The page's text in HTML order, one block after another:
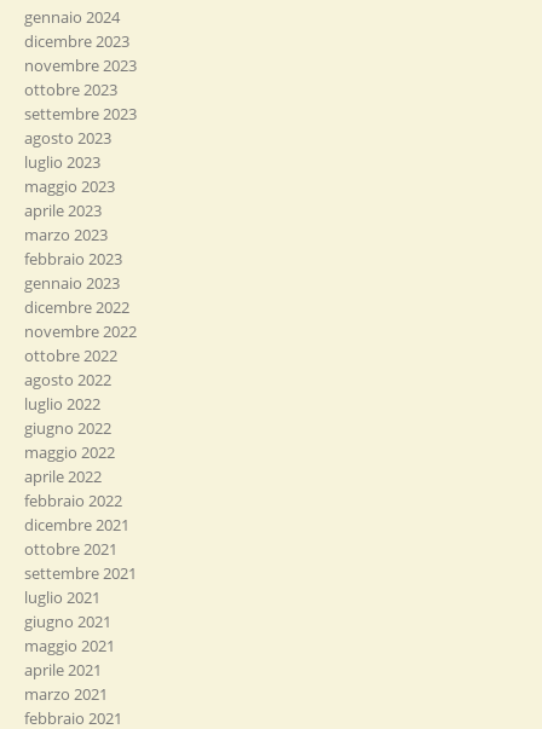
gennaio 2024
dicembre 2023
novembre 2023
ottobre 2023
settembre 2023
agosto 2023
luglio 2023
maggio 2023
aprile 2023
marzo 2023
febbraio 2023
gennaio 2023
dicembre 2022
novembre 2022
ottobre 2022
agosto 2022
luglio 2022
giugno 2022
maggio 2022
aprile 2022
febbraio 2022
dicembre 2021
ottobre 2021
settembre 2021
luglio 2021
giugno 2021
maggio 2021
aprile 2021
marzo 2021
febbraio 2021